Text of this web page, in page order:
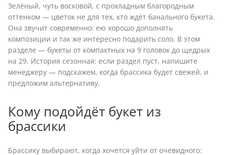
Зелёный, чуть восковой, с прохладным благородным
оттенком — цветок не для тех, кто ждёт банального букета.
Она звучит современно: ею хорошо дополнять
композиции и так же интересно подарить соло. В этом
разделе — букеты от компактных на 9 головок до щедрых
на 29. История сезонная: если раздел пуст, напишите
менеджеру — подскажем, когда брассика будет свежей, и
предложим альтернативу.
Кому подойдёт букет из
брассики
Брассику выбирают, когда хочется уйти от очевидного: